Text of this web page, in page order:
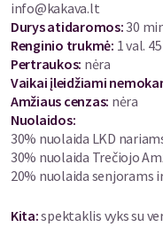
prabangaus gyvenimo
Atsitiktinai soc. tinkle
draugauti Dominyką
ir kartu su ja, naršant
klausimams, kurie
Kūrinys sukurtas
info@kakava.lt
Durys atidaromos:30
Renginio trukmė: 1 val.
Pertraukos: nėra
Vaikai įleidžiami
Amžiaus cenzas: nėra
Nuolaidos:
30% nuolaida LKD
30% nuolaida Trečiojo
20% nuolaida senjorams
Kita:spektaklis vyks su